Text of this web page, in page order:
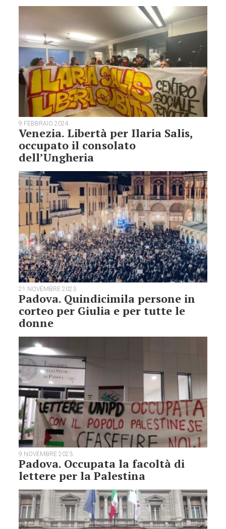
9 FEBBRAIO 2024
Venezia. Libertà per Ilaria Salis,
occupato il consolato
dell’Ungheria
21 NOVEMBRE 2023
Padova. Quindicimila persone in
corteo per Giulia e per tutte le
donne
9 NOVEMBRE 2023
Padova. Occupata la facoltà di
lettere per la Palestina